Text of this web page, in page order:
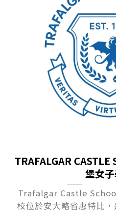
TRAFALGAR
堡女
Trafalgar Castle
校位於安大略省惠特比